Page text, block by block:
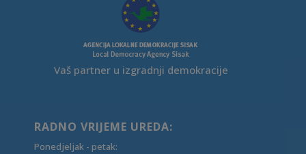
Vaš partner u izgradnji demokracije
RADNO VRIJEME UREDA:
Ponedjeljak - petak: